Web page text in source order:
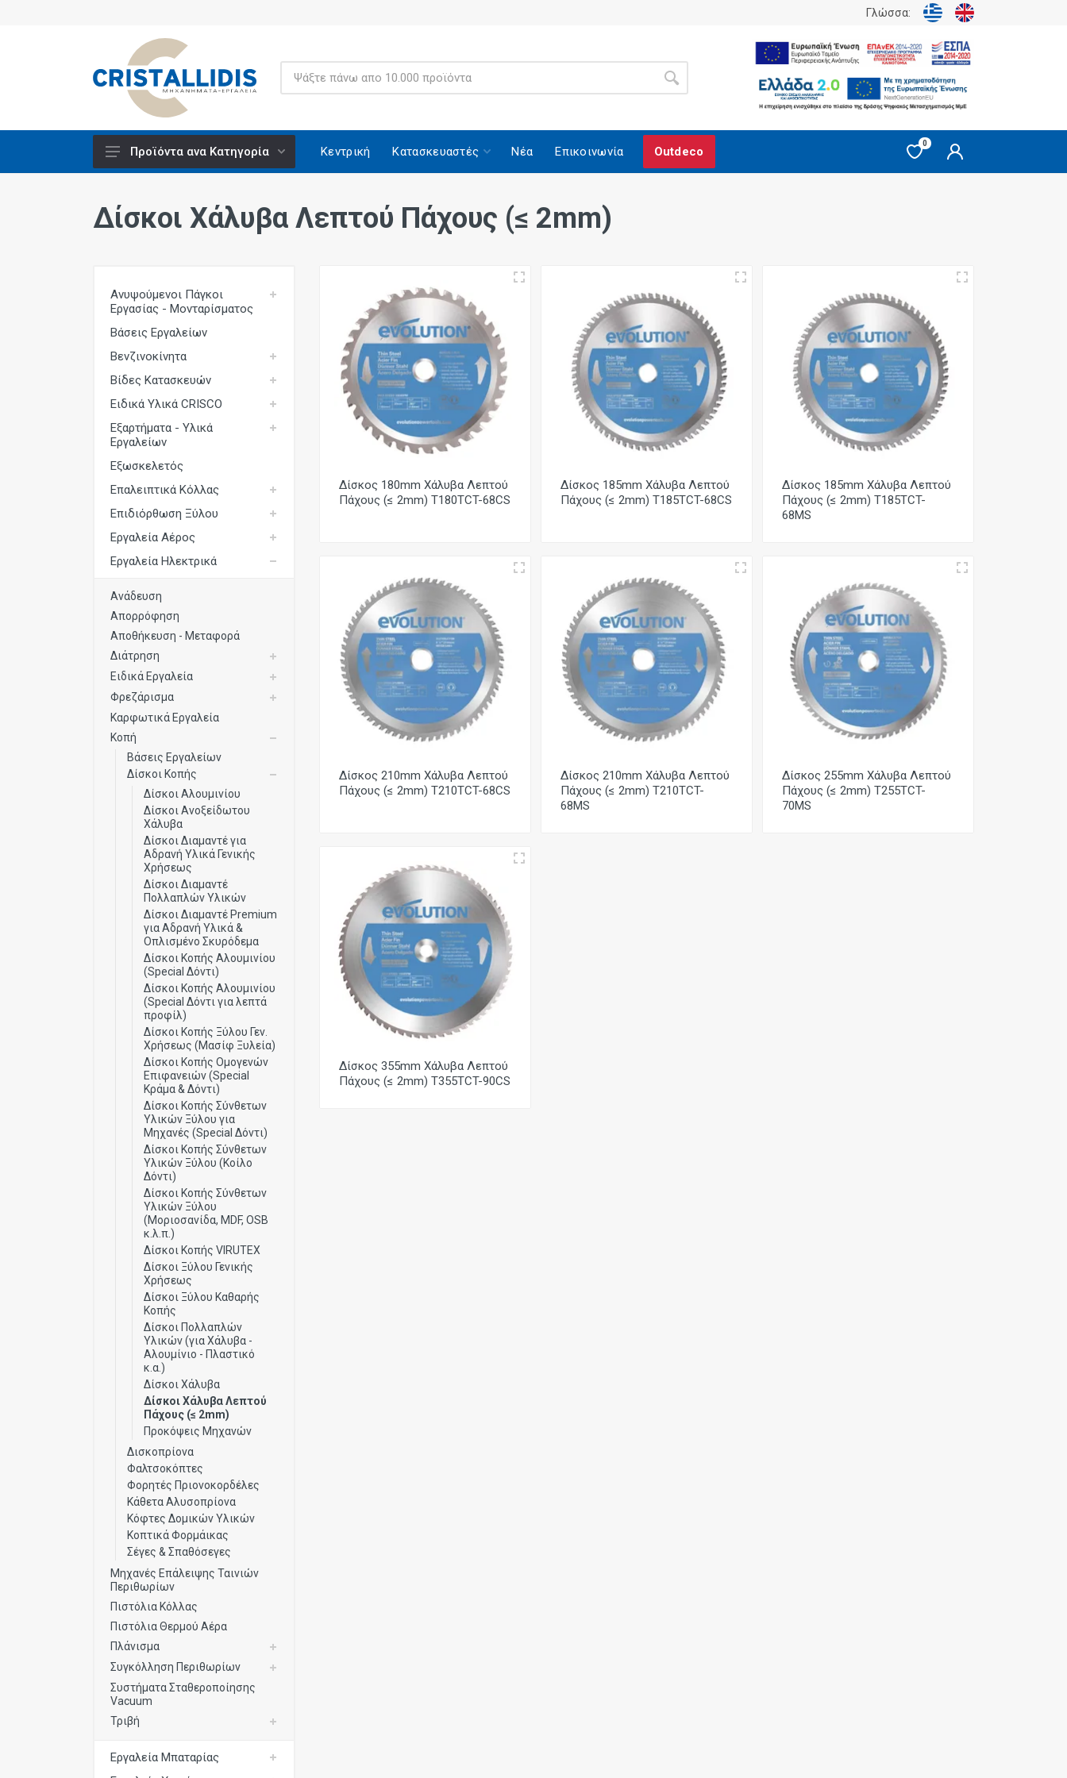
Γλώσσα:
Βάσεις Εργαλείων
Ειδικά Υλικά CRISCO
Εξαρτήματα - Υλικά Εργαλείων
Επαλειπτικά Κόλλας
Επιδιόρθωση Ξύλου
Εργαλεία Ηλεκτρικά
Εργαλεία Μπαταρίας
Εργαλεία Χειρός
Καρφωτικά Υλικά
Μηχανές Ταπετσαρίας
Όργανα Μέτρησης
Συστήματα Σύσφιξης
Συστήματα Τριβής
Προϊόντα ανα Κατηγορία Κεντρική Κατασκευαστές Νέα Επικοινωνία Outdeco
0
Δίσκοι Χάλυβα Λεπτού Πάχους (≤ 2mm)
Ανυψούμενοι Πάγκοι
Εργασίας - Μονταρίσματος
Βάσεις Εργαλείων
Βενζινοκίνητα
Βίδες Κατασκευών
Ειδικά Υλικά CRISCO
Εξαρτήματα - Υλικά
Εργαλείων
Εξωσκελετός
Επαλειπτικά Κόλλας
Επιδιόρθωση Ξύλου
Εργαλεία Αέρος
Εργαλεία Ηλεκτρικά
Ανάδευση
Απορρόφηση
Αποθήκευση - Μεταφορά
Διάτρηση
Ειδικά Εργαλεία
Φρεζάρισμα
Καρφωτικά Εργαλεία
Κοπή
Βάσεις Εργαλείων
Δίσκοι Κοπής
Δίσκοι Αλουμινίου
Δίσκοι Ανοξείδωτου
Χάλυβα
Δίσκοι Διαμαντέ για
Αδρανή Υλικά Γενικής
Χρήσεως
Δίσκοι Διαμαντέ
Πολλαπλών Υλικών
Δίσκοι Διαμαντέ Premium
για Αδρανή Υλικά &
Οπλισμένο Σκυρόδεμα
Δίσκοι Κοπής Αλουμινίου
(Special Δόντι)
Δίσκοι Κοπής Αλουμινίου
(Special Δόντι για λεπτά
προφίλ)
Δίσκοι Κοπής Ξύλου Γεν.
Χρήσεως (Μασίφ Ξυλεία)
Δίσκοι Κοπής Ομογενών
Επιφανειών (Special
Κράμα & Δόντι)
Δίσκοι Κοπής Σύνθετων
Υλικών Ξύλου για
Μηχανές (Special Δόντι)
Δίσκοι Κοπής Σύνθετων
Υλικών Ξύλου (Κοίλο
Δόντι)
Δίσκοι Κοπής Σύνθετων
Υλικών Ξύλου
(Μοριοσανίδα, MDF, OSB
κ.λ.π.)
Δίσκοι Κοπής VIRUTEX
Δίσκοι Ξύλου Γενικής
Χρήσεως
Δίσκοι Ξύλου Καθαρής
Κοπής
Δίσκοι Πολλαπλών
Υλικών (για Χάλυβα -
Αλουμίνιο - Πλαστικό
κ.α.)
Δίσκοι Χάλυβα
Δίσκοι Χάλυβα Λεπτού
Πάχους (≤ 2mm)
Προκόψεις Μηχανών
Δισκοπρίονα
Φαλτσοκόπτες
Φορητές Πριονοκορδέλες
Κάθετα Αλυσοπρίονα
Κόφτες Δομικών Υλικών
Κοπτικά Φορμάικας
Σέγες & Σπαθόσεγες
Μηχανές Επάλειψης Ταινιών
Περιθωρίων
Πιστόλια Κόλλας
Πιστόλια Θερμού Αέρα
Πλάνισμα
Συγκόλληση Περιθωρίων
Συστήματα Σταθεροποίησης
Vacuum
Τριβή
Εργαλεία Μπαταρίας
Δίσκος 180mm Χάλυβα Λεπτού
Πάχους (≤ 2mm) T180TCT-68CS
Δίσκος 185mm Χάλυβα Λεπτού
Πάχους (≤ 2mm) T185TCT-68CS
Δίσκος 185mm Χάλυβα Λεπτού
Πάχους (≤ 2mm) T185TCT-
68MS
Δίσκος 210mm Χάλυβα Λεπτού
Πάχους (≤ 2mm) T210TCT-68CS
Δίσκος 210mm Χάλυβα Λεπτού
Πάχους (≤ 2mm) T210TCT-
68MS
Δίσκος 255mm Χάλυβα Λεπτού
Πάχους (≤ 2mm) T255TCT-
70MS
Δίσκος 355mm Χάλυβα Λεπτού
Πάχους (≤ 2mm) T355TCT-90CS